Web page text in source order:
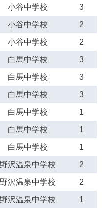
小谷中学校 3
小谷中学校 2
小谷中学校 2
白馬中学校 3
白馬中学校 3
白馬中学校 3
白馬中学校 1
白馬中学校 1
白馬中学校 1
野沢温泉中学校 2
野沢温泉中学校 2
野沢温泉中学校 1